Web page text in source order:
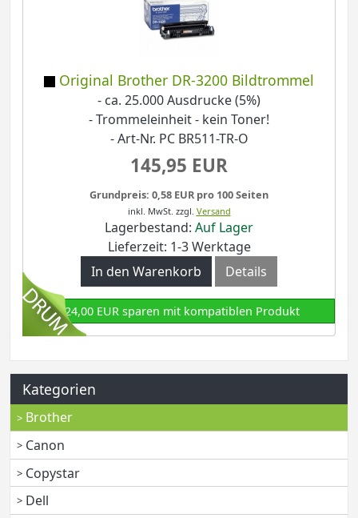
Original Brother DR-3200 Bildtrommel
- ca. 25.000 Ausdrucke (5%)
- Trommeleinheit - kein Toner!
- Art-Nr. PC BR511-TR-O
145,95 EUR
Grundpreis: 0,58 EUR pro 100 Seiten
inkl. MwSt. zzgl. Versand
Lagerbestand: Auf Lager
Lieferzeit: 1-3 Werktage
In den Warenkorb
Details
124,00 EUR sparen mit kompatiblen Produkt
Kategorien
Brother
Canon
Copystar
Dell